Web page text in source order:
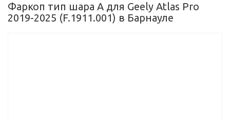
Фаркоп тип шара A для Geely Atlas Pro
2019-2025 (F.1911.001) в Барнауле